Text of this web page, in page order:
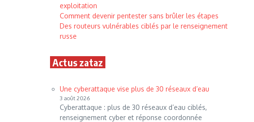
exploitation
Comment devenir pentester sans brûler les étapes
Des routeurs vulnérables ciblés par le renseignement
russe
Actus zataz
Une cyberattaque vise plus de 30 réseaux d’eau
3 août 2026
Cyberattaque : plus de 30 réseaux d’eau ciblés,
renseignement cyber et réponse coordonnée